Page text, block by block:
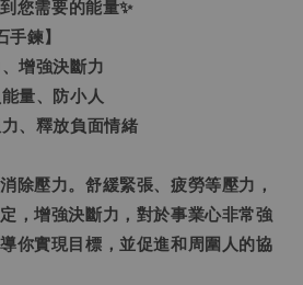
您需要的能量✨
手鍊】
增強決斷力
量、防小人
、釋放負面情緒
除壓力。舒緩緊張、疲勞等壓力，
，增強決斷力，對於事業心非常強
你實現目標，並促進和周圍人的協